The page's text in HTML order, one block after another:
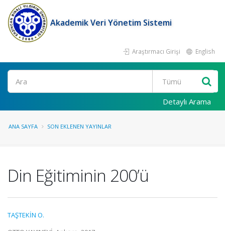
Akademik Veri Yönetim Sistemi
Araştırmacı Girişi English
Ara
Detaylı Arama
ANA SAYFA SON EKLENEN YAYINLAR
Din Eğitiminin 200’ü
TAŞTEKİN O.